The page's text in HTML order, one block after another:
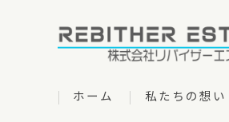
ホーム 私たちの想い